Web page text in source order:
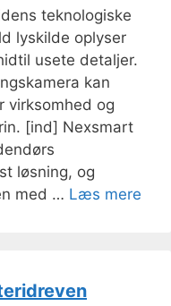
teknologiske
lyskilde oplyser
usete detaljer.
kan
virksomhed og
[ind] Nexsmart
løsning, og
med … Læs mere